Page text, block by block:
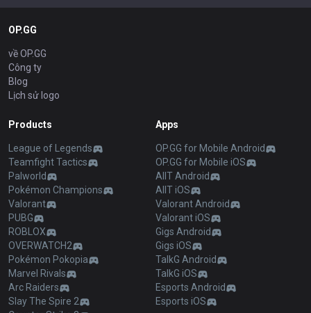
OP.GG
về OP.GG
Công ty
Blog
Lịch sử logo
Products
League of Legends
Teamfight Tactics
Palworld
Pokémon Champions
Valorant
PUBG
ROBLOX
OVERWATCH2
Pokémon Pokopia
Marvel Rivals
Arc Raiders
Slay The Spire 2
Apps
OP.GG for Mobile Android
OP.GG for Mobile iOS
AllT Android
AllT iOS
Valorant Android
Valorant iOS
Gigs Android
Gigs iOS
TalkG Android
TalkG iOS
Esports Android
Esports iOS